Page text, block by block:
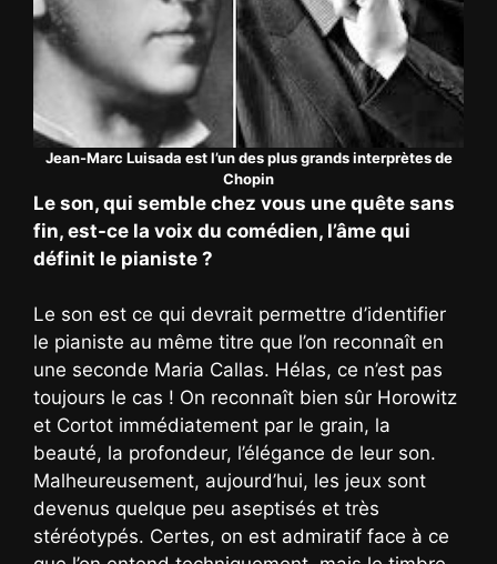
Jean-Marc Luisada est l’un des plus grands interprètes de
Chopin
Le son, qui semble chez vous une quête sans
fin, est-ce la voix du comédien, l’âme qui
définit le pianiste ?
Le son est ce qui devrait permettre d’identifier
le pianiste au même titre que l’on reconnaît en
une seconde Maria Callas. Hélas, ce n’est pas
toujours le cas ! On reconnaît bien sûr Horowitz
et Cortot immédiatement par le grain, la
beauté, la profondeur, l’élégance de leur son.
Malheureusement, aujourd’hui, les jeux sont
devenus quelque peu aseptisés et très
stéréotypés. Certes, on est admiratif face à ce